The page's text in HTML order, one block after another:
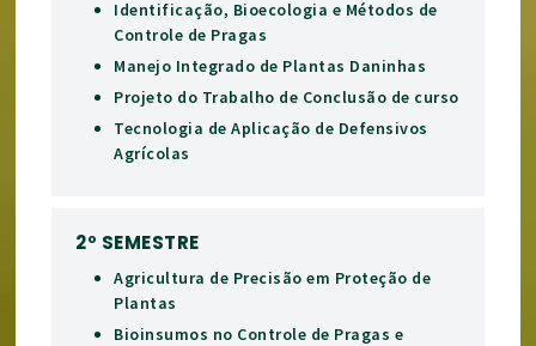
Identificação, Bioecologia e Métodos de
Controle de Pragas
Manejo Integrado de Plantas Daninhas
Projeto do Trabalho de Conclusão de curso
Tecnologia de Aplicação de Defensivos
Agrícolas
2º SEMESTRE
Agricultura de Precisão em Proteção de
Plantas
Bioinsumos no Controle de Pragas e